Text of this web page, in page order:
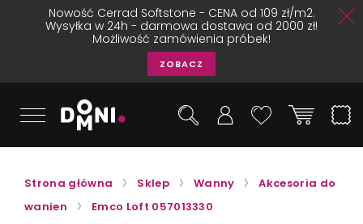
Nowość Cerrad Softstone - CENA od 109 zł/m2.
Wysyłka w 24h - darmowa dostawa od 2000 zł!
Możliwość zamówienia próbek!
ZOBACZ
Strona główna Sklep Wanny
Akcesoria do
wanien
Emco Loft 057013330